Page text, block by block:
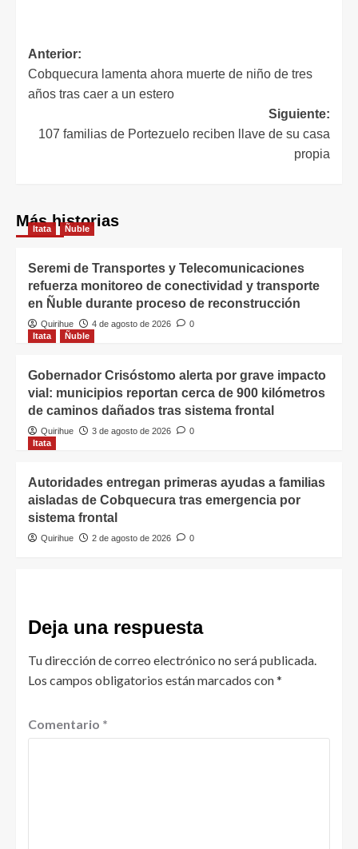
Anterior:
Cobquecura lamenta ahora muerte de niño de tres
años tras caer a un estero
Siguiente:
107 familias de Portezuelo reciben llave de su casa
propia
Más historias
Itata Ñuble
Seremi de Transportes y Telecomunicaciones
refuerza monitoreo de conectividad y transporte
en Ñuble durante proceso de reconstrucción
Quirihue 4 de agosto de 2026
0
Itata
Ñuble
Gobernador Crisóstomo alerta por grave impacto
vial: municipios reportan cerca de 900 kilómetros
de caminos dañados tras sistema frontal
Quirihue 3 de agosto de 2026
0
Itata
Autoridades entregan primeras ayudas a familias
aisladas de Cobquecura tras emergencia por
sistema frontal
Quirihue 2 de agosto de 2026 0
Deja una respuesta
Tu dirección de correo electrónico no será publicada.
Los campos obligatorios están marcados con*
Comentario *